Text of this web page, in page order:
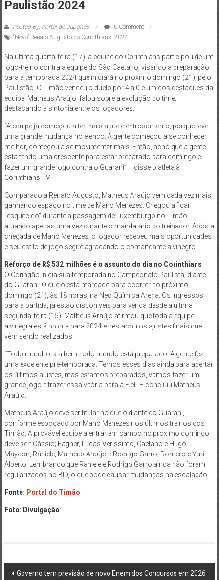
Paulistão 2024
Posted By: Portal do Japones
0 Comment
“Novo” Renato Augusto do Corinthians 2024
Na última quarta-feira (17), a equipe do Corinthians participou de um
jogo-treino contra a equipe do São Caetano, visando a preparação
para a temporada 2024 que iniciará no próximo domingo (21), pelo
Paulistão. O Timão venceu o duelo por 4 a 0 e um dos destaques da
equipe, Matheus Araújo, falou sobre a evolução do time,
destacando a sintonia entre os jogadores.
“A equipe já começou a ter mais aquele entrosamento, porque teve
uma grande mudança no elenco. A gente começou a se conhecer
melhor, começou a se movimentar mais. Então, acho que a gente
está tendo uma crescente para estar preparado para domingo e
fazer um grande jogo contra o Guarani” – disse o atleta à
Corinthians TV.
Comparado a Renato Augusto, Matheus Araújo vem cada vez mais
ganhando espaço no time de Mano Menezes. Chegou a ficar
“esquecido” durante a passagem de Luxemburgo no Timão,
atuando apenas uma vez durante o mandatário do treinador. Após a
chegada de Mano Menezes, o jogador recebeu mais oportunidades
e seu estilo de jogo segue agradando o comandante alvinegro.
Reforço de R$ 532 milhões é o assunto do dia no Corinthians
O Coringão inicia sua temporada no Campeonato Paulista, diante
do Guarani. O duelo está marcado para ocorrer no próximo
domingo (21), às 18 horas, na Neo Química Arena. Os ingressos
para a partida, já estão disponíveis para venda desde a última
segunda-feira (15). Matheus Araújo afirmou que toda a equipe
alvinegra está pronta para 2024 e destacou os ajustes finais que
vêm sendo realizados.
“Todo mundo está bem, todo mundo está preparado. A gente fez
uma excelente pré-temporada. Temos esses dias ainda para acertar
os últimos ajustes, mas estamos preparados, vamos fazer um
grande jogo e trazer essa vitória para a Fiel” – concluiu Matheus
Araújo.
Matheus Araújo deve ser titular no duelo diante do Guarani,
conforme esboçado por Mano Menezes nos últimos treinos dos
Timão. A provável equipe a entrar em campo no próximo domingo
deve ser: Cássio; Fagner, Lucas Veríssimo, Caetano e Hugo;
Maycon, Raniele, Matheus Araújo e Rodrigo Garro; Romero e Yuri
Alberto. Lembrando que Raniele e Rodrigo Garro ainda não foram
regularizados no BID, o que pode causar mudanças na escalação.
Fonte: Portal do Timão
Foto: Divulgação
Post
Governo tem previsão de novo Enem dos Concursos em 2026